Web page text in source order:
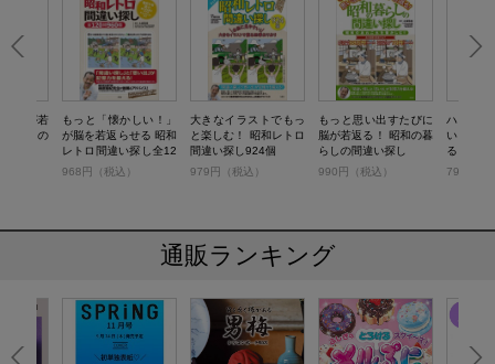
に脳が若
暮らしの
もっと「懐かしい！」
が脳を若返らせる 昭和
レトロ間違い探し全12
0問960個
968円（税込）
大きなイラストでもっ
と楽しむ！ 昭和レトロ
間違い探し924個
979円（税込）
もっと思い出すたびに
脳が若返る！ 昭和の暮
らしの間違い探し
990円（税込）
ハンデ
い」が
る！ 昭
い探し
790円（
通販ランキング